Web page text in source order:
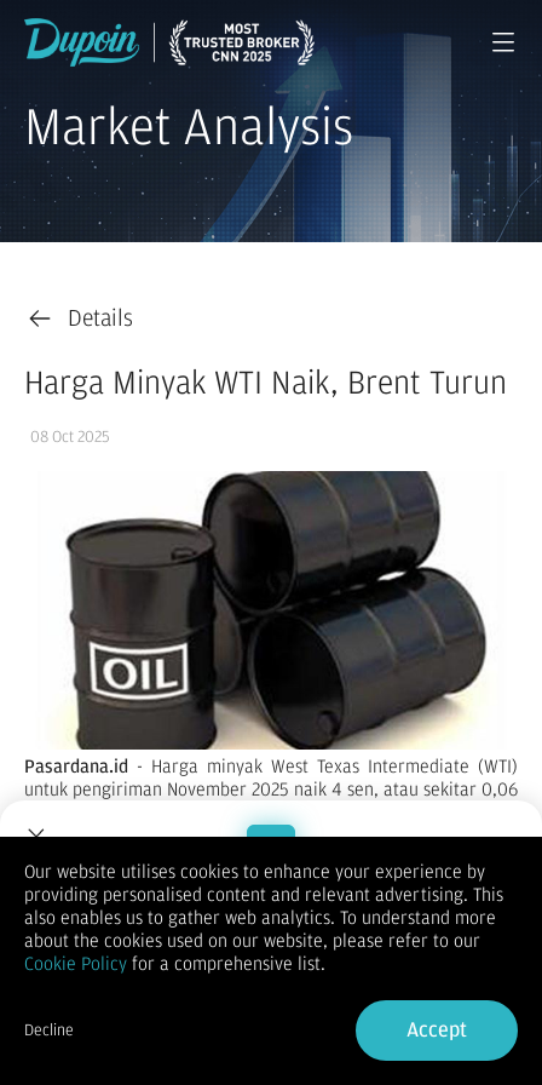
Market Analysis
Details
Harga Minyak WTI Naik, Brent Turun
08 Oct 2025
Pasardana.id
- Harga minyak West Texas Intermediate (WTI)
untuk pengiriman November 2025 naik 4 sen, atau sekitar 0,06
persen, menjadi US$61,73 per barel di New York Mercantile
Exchange pada Rabu (8/10/2025).
persen, menjadi US$65,45 per barel di London ICE Futures
Exchange.
Seperti dilansirReuters, sentimen pasar masih lesu terutama
setelah Arab Saudi memutuskan untuk mempertahankan
harga jual resmi minyak mentah andalannya ke Asia,
bertentangan dengan ekspektasi analis yang memperkirakan
kenaikan, ujar analis StoneX, Alex Hodes, dalam sebuah
catatan pada Selasa.
Perusahaan minyak nasional Abu Dhabi telah menetapkan
Welcome to Dupoin.
Trade with a Trusted Broker
Sign in
Our website utilises cookies to enhance your experience by
providing personalised content and relevant advertising. This
also enables us to gather web analytics. To understand more
about the cookies used on our website, please refer to our
Cookie Policy for a comprehensive list.
Decline Accept